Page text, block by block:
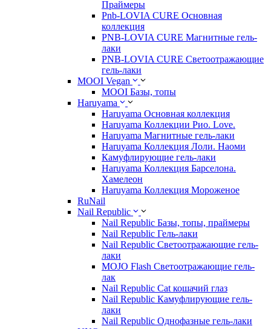
Праймеры
Pnb-LOVIA CURE Основная
коллекция
PNB-LOVIA CURE Магнитные гель-
лаки
PNB-LOVIA CURE Cветоотражающие
гель-лаки
MOOI Vegan
MOOI Базы, топы
Haruyama
Haruyama Основная коллекция
Haruyama Коллекции Рио. Love.
Haruyama Магнитные гель-лаки
Haruyama Коллекция Лоли. Наоми
Камуфлирующие гель-лаки
Haruyama Коллекция Барселона.
Хамелеон
Haruyama Коллекция Мороженое
RuNail
Nail Republic
Nail Republic Базы, топы, праймеры
Nail Republic Гель-лаки
Nail Republic Светоотражающие гель-
лаки
MOJO Flash Светоотражающие гель-
лак
Nail Republic Cat кошачий глаз
Nail Republic Камуфлирующие гель-
лаки
Nail Republic Однофазные гель-лаки